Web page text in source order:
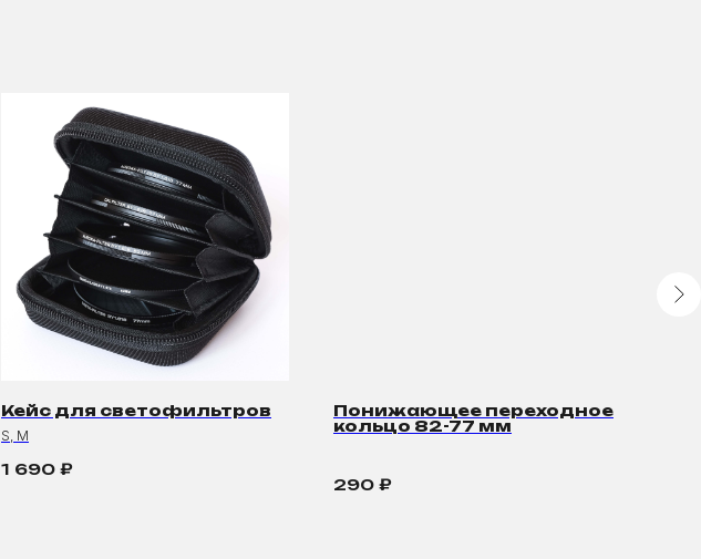
Кейс для светофильтров
S, M
1 690 ₽
Понижающее переходное
кольцо 82-77 мм
290 ₽